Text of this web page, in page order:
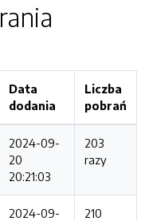
Data
dodania
Liczba
pobrań
2024-09-
20
20:21:03
203
razy
2024-09-
210